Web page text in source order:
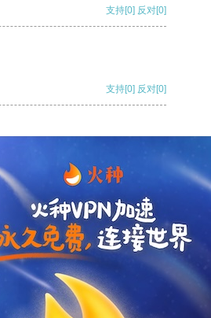
支持[0] 反对[0]
支持[0] 反对[0]
支持
支持[0] 反对[0]